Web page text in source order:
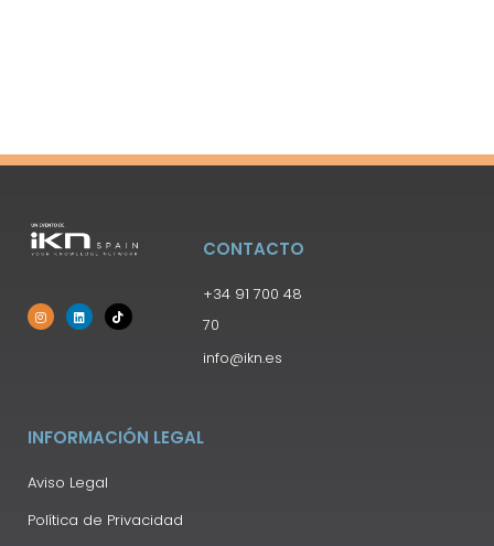
CONTACTO
+34 91 700 48
70
info@ikn.es
INFORMACIÓN LEGAL
Aviso Legal
Política de Privacidad